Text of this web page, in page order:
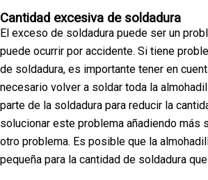
Cantidad excesiva de soldadura
El exceso de soldadura puede ser un
puede ocurrir por accidente. Si tiene
de soldadura, es importante tener en
necesario volver a soldar toda la
parte de la soldadura para reducir la
solucionar este problema añadiendo más
otro problema. Es posible que la
pequeña para la cantidad de soldadura